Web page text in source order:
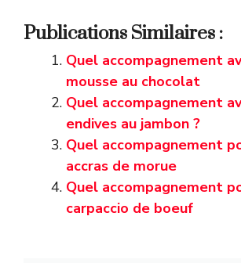
Publications Similaires :
Quel accompagnement
mousse au chocolat
Quel accompagnement
endives au jambon ?
Quel accompagnement
accras de morue
Quel accompagnement
carpaccio de boeuf